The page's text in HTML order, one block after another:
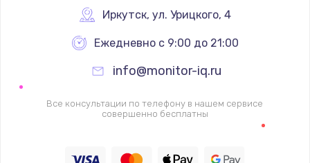
Иркутск, ул. Урицкого, 4
Ежедневно с 9:00 до 21:00
info@monitor-iq.ru
Все консультации по телефону в нашем сервисе
совершенно бесплатны